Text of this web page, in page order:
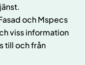
och Mspecs
viss information
till och från